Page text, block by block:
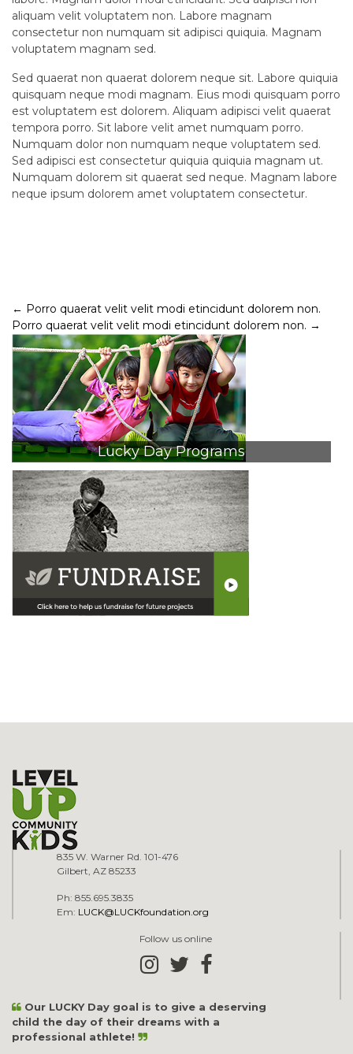
aliquam velit voluptatem non. Labore magnam
consectetur non numquam sit adipisci quiquia. Magnam
voluptatem magnam sed.
Sed quaerat non quaerat dolorem neque sit. Labore quiquia
quisquam neque modi magnam. Eius modi quisquam porro
est voluptatem est dolorem. Aliquam adipisci velit quaerat
tempora porro. Sit labore velit amet numquam porro.
Numquam dolor non numquam neque voluptatem sed.
Sed adipisci est consectetur quiquia quiquia magnam ut.
Numquam dolorem sit quaerat sed neque. Magnam labore
neque ipsum dolorem amet voluptatem consectetur.
Post
navigation
← Porro quaerat velit velit modi etincidunt dolorem non.
Porro quaerat velit velit modi etincidunt dolorem non. →
Lucky Day Programs
835 W. Warner Rd. 101-476
Gilbert, AZ 85233
Ph: 855.695.3835
Em: LUCK@LUCKfoundation.org
Follow us online
Our LUCKY Day goal is to give a deserving
child the day of their dreams with a
professional athlete!